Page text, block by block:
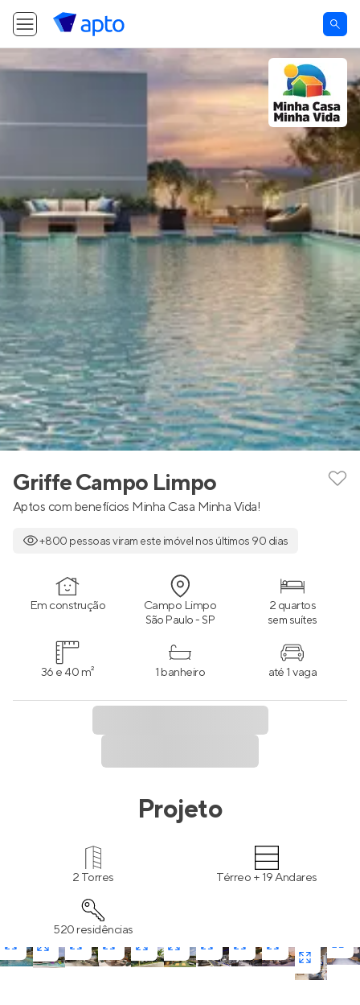
Griffe Campo Limpo
Aptos com benefícios Minha Casa Minha Vida!
+800 pessoas viram este imóvel nos últimos 90 dias
Em construção Campo Limpo
São Paulo - SP
2 quartos
sem suítes
36 e 40 m² 1 banheiro até 1 vaga
Projeto
2 Torres Térreo + 19 Andares
520 residências